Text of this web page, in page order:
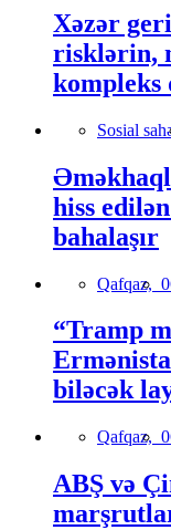
Xəzər
risklərin,
Sosial
hiss
bahalaşır
Qafqaz,
“Tramp
biləcək
Qafqaz,
ABŞ və